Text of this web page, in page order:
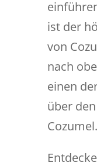
ist der
von
nach
einen
über
Cozumel.